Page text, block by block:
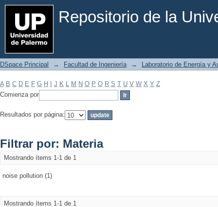
Repositorio de la
Filtrar por: Materia
DSpace Principal → Facultad de Ingeniería → Laboratorio de Energía y
A B C D E F G H J K L M N O P Q R S T U V W X Y Z
Comienza por
Resultados por página:
Filtrar por: Materia
Mostrando ítems 1-1 de 1
noise pollution (1)
Mostrando ítems 1-1 de 1